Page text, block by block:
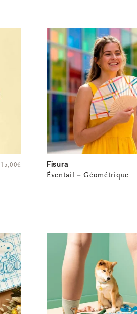
15,00€ Fisura
Éventail – Géométrique